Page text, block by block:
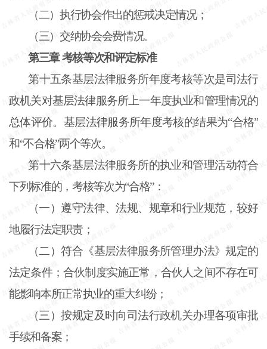
（二）执行协会作出的惩戒决定情况；
（三）交纳协会会费情况。
第三章 考核等次和评定标准
第十五条基层法律服务所年度考核等次是司法行
政机关对基层法律服务所上一年度执业和管理情况的
总体评价。基层法律服务所年度考核的结果为“合格”
和“不合格”两个等次。
第十六条基层法律服务所的执业和管理活动符合
下列标准的，考核等次为“合格”：
（一）遵守法律、法规、规章和行业规范，较好
地履行法定职责；
（二）符合《基层法律服务所管理办法》规定的
法定条件；合伙制度实施正常，合伙人之间不存在可
能影响本所正常执业的重大纠纷；
（三）按规定及时向司法行政机关办理各项审批
手续和备案；